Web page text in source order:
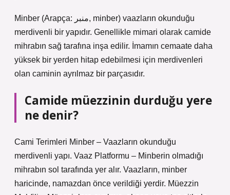
Minber (Arapça: منبر‎, minber) vaazların okunduğu
merdivenli bir yapıdır. Genellikle mimari olarak camide
mihrabın sağ tarafına inşa edilir. İmamın cemaate daha
yüksek bir yerden hitap edebilmesi için merdivenleri
olan caminin ayrılmaz bir parçasıdır.
Camide müezzinin durduğu yere
ne denir?
Cami Terimleri Minber – Vaazların okunduğu
merdivenli yapı. Vaaz Platformu – Minberin olmadığı
mihrabın sol tarafında yer alır. Vaazların, minber
haricinde, namazdan önce verildiği yerdir. Müezzin